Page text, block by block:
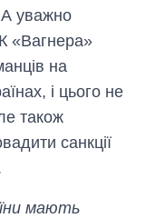
уважно
«Вагнера»
на
і цього не
також
санкції
мають
Скільки картоплі
вирощували в
Україні до і під час
великої війни